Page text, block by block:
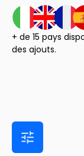
+ de 15 pays
des ajouts.